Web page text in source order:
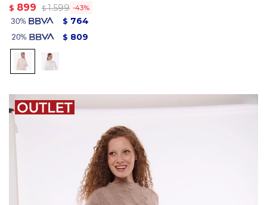
$ 899 $ 1.599 43
$ 764
$ 809